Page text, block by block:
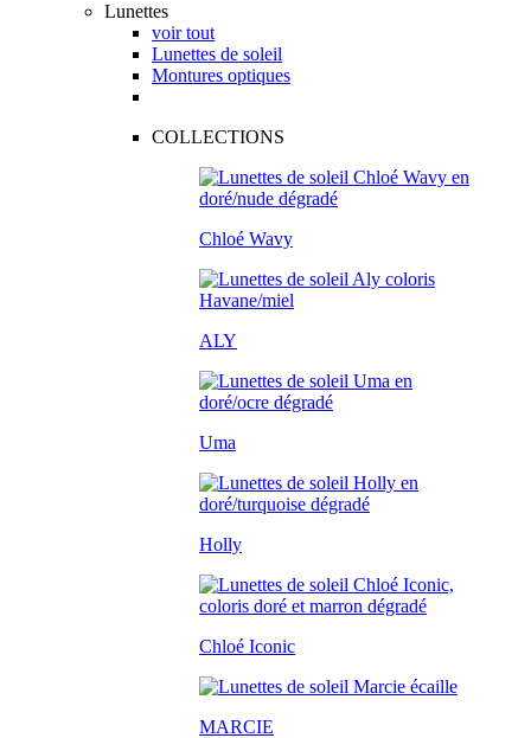
Lunettes
voir tout
Lunettes de soleil
Montures optiques
COLLECTIONS
Chloé Wavy
ALY
Uma
Holly
Chloé Iconic
MARCIE